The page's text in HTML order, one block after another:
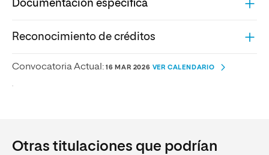
Documentación específica
Reconocimiento de créditos
Convocatoria Actual: 16 MAR 2026 VER CALENDARIO
.
Otras titulaciones que podrían